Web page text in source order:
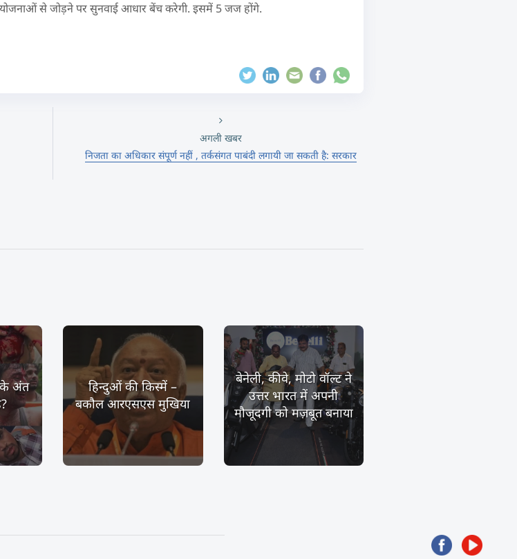
योजनाओं से जोड़ने पर सुनवाई आधार बेंच करेगी. इसमें 5 जज होंगे.
अगली खबर
निजता का अधिकार संपूर्ण नहीं , तर्कसंगत पाबंदी लगायी जा सकती है: सरकार
के अंत
हिन्दुओं की किस्में –
बकौल आरएसएस मुखिया
बेनेली, कीवे, मोटो वॉल्ट ने
उत्तर भारत में अपनी
मौजूदगी को मज़बूत बनाया